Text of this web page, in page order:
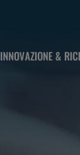
INNOVAZIONE &